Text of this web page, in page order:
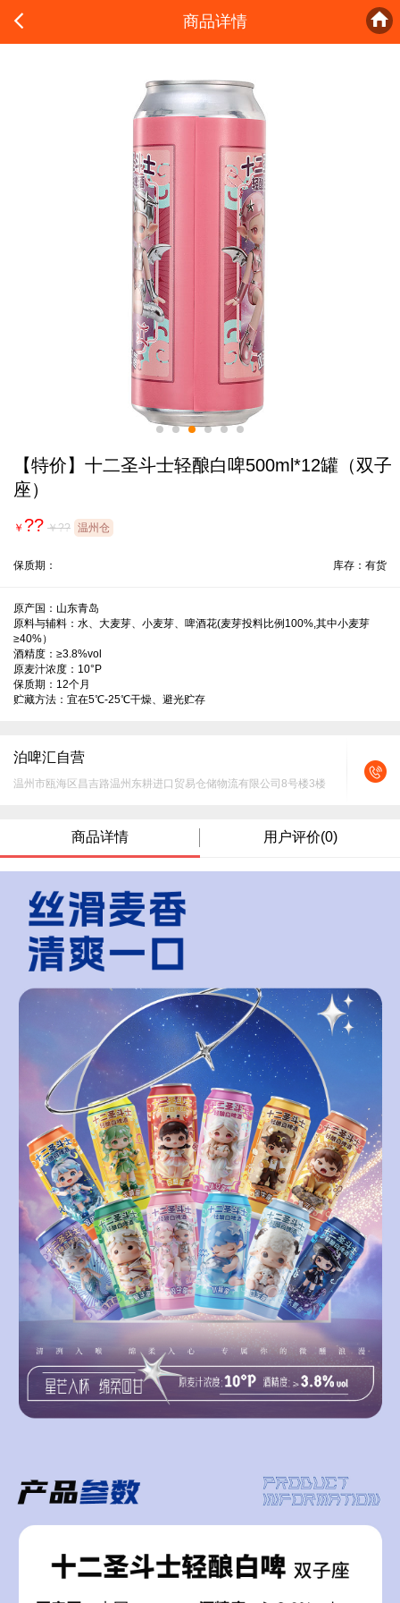
 商品详情 
【特价】十二圣斗士轻酿白啤500ml*12罐（双子
座）
￥ ?? ￥?? 温州仓
保质期： 库存：有货
原产国：山东青岛
原料与辅料：水、大麦芽、小麦芽、啤酒花(麦芽投料比例100%,其中小麦芽
≥40%）
酒精度：≥3.8%vol
原麦汁浓度：10°P
保质期：12个月
贮藏方法：宜在5℃-25℃干燥、避光贮存
泊啤汇自营
温州市瓯海区昌吉路温州东耕进口贸易仓储物流有限公司8号楼3楼
商品详情 用户评价(0)